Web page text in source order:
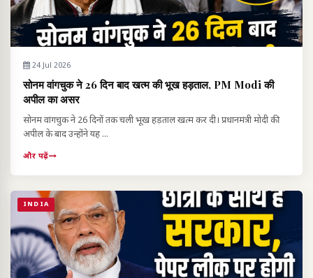
24 Jul 2026
सोनम वांगचुक ने 26 दिन बाद खत्म की भूख हड़ताल, PM Modi की
अपील का असर
सोनम वांगचुक ने 26 दिनों तक चली भूख हड़ताल खत्म कर दी। प्रधानमंत्री मोदी की
अपील के बाद उन्होंने यह ...
और पढ़ें
INDIA